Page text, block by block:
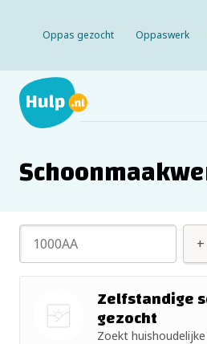
Oppas gezocht
Oppaswerk
Zelfstandige
gezocht
Zoekt